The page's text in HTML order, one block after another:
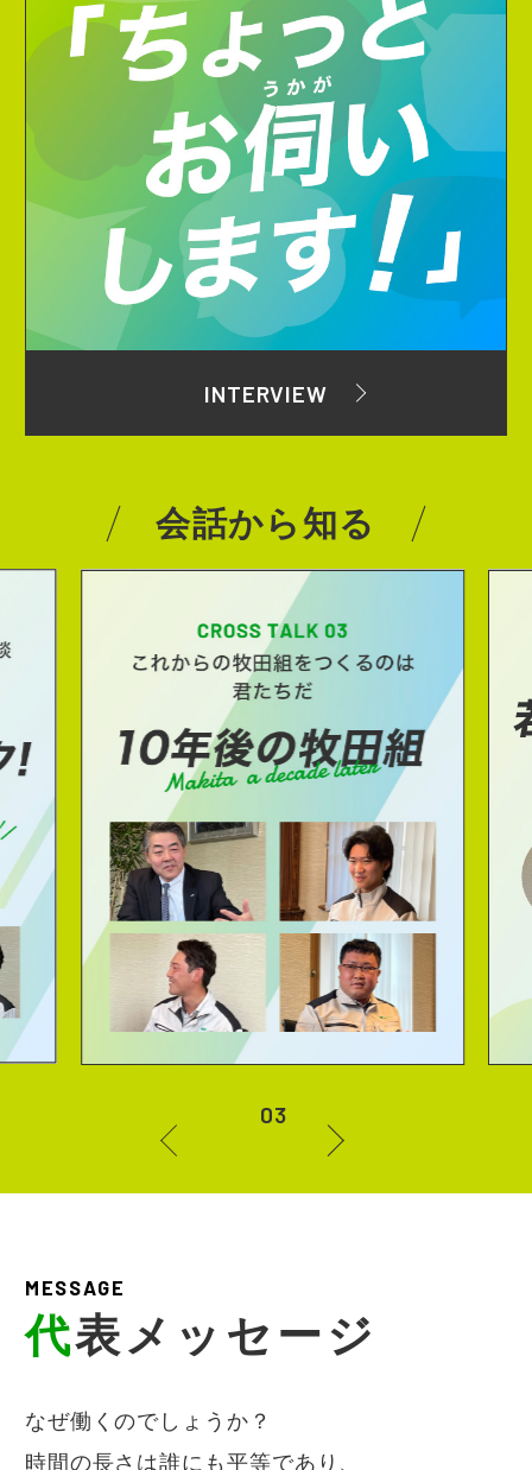
INTERVIEW
会話から知る
3
MESSAGE
代表メッセージ
なぜ働くのでしょうか？
時間の長さは誰にも平等であり、